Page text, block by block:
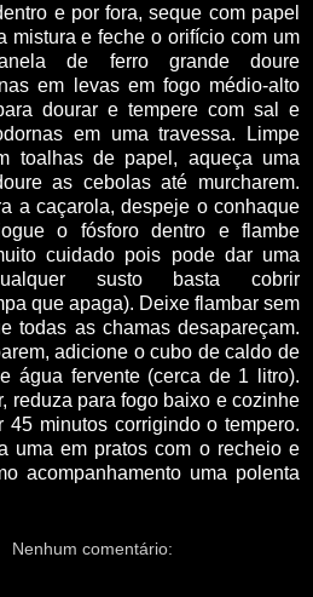
e por fora, seque com papel
mistura e feche o orifício com um
de ferro grande doure
em levas em fogo médio-alto
dourar e tempere com sal e
em uma travessa. Limpe
toalhas de papel, aqueça uma
as cebolas até murcharem.
a caçarola, despeje o conhaque
o fósforo dentro e flambe
cuidado pois pode dar uma
susto basta cobrir
que apaga). Deixe flambar sem
todas as chamas desapareçam.
adicione o cubo de caldo de
água fervente (cerca de 1 litro).
reduza para fogo baixo e cozinhe
45 minutos corrigindo o tempero.
uma em pratos com o recheio e
acompanhamento uma polenta
Nenhum comentário: